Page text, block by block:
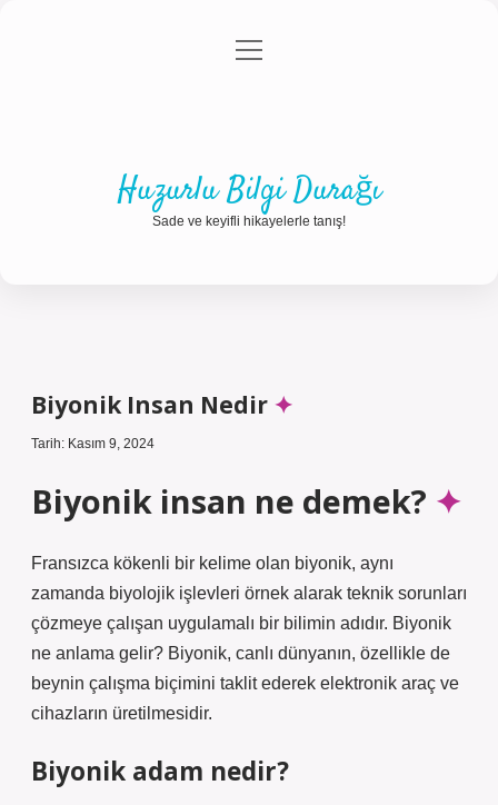
Gizlilik Politikası
menüyü
Huzurlu Bilgi Durağı
Sade ve keyifli hikayelerle tanış!
Biyonik Insan Nedir
Tarih: Kasım 9, 2024
Biyonik insan ne demek?
Fransızca kökenli bir kelime olan biyonik, aynı
zamanda biyolojik işlevleri örnek alarak teknik sorunları
çözmeye çalışan uygulamalı bir bilimin adıdır. Biyonik
ne anlama gelir? Biyonik, canlı dünyanın, özellikle de
beynin çalışma biçimini taklit ederek elektronik araç ve
cihazların üretilmesidir.
Biyonik adam nedir?